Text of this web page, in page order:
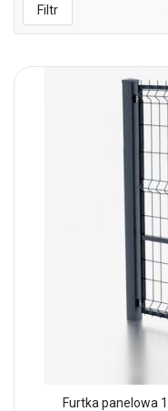
Filtr
Furtka panelowa